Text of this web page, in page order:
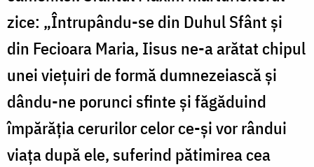
zice: „Întrupându-se din Duhul Sfânt şi
din Fecioara Maria, Iisus ne-a arătat chipul
unei vieţuiri de formă dumnezeiască şi
dându-ne porunci sfinte şi făgăduind
împărăţia cerurilor celor ce-şi vor rândui
viaţa după ele, suferind pătimirea cea